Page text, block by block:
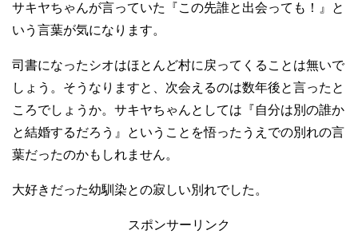
サキヤちゃんが言っていた『この先誰と出会っても！』と
いう言葉が気になります。
司書になったシオはほとんど村に戻ってくることは無いで
しょう。そうなりますと、次会えるのは数年後と言ったと
ころでしょうか。サキヤちゃんとしては『自分は別の誰か
と結婚するだろう』ということを悟ったうえでの別れの言
葉だったのかもしれません。
大好きだった幼馴染との寂しい別れでした。
スポンサーリンク